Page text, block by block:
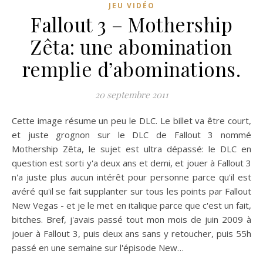
JEU VIDÉO
Fallout 3 – Mothership
Zêta: une abomination
remplie d’abominations.
20 septembre 2011
Cette image résume un peu le DLC. Le billet va être court,
et juste grognon sur le DLC de Fallout 3 nommé
Mothership Zêta, le sujet est ultra dépassé: le DLC en
question est sorti y'a deux ans et demi, et jouer à Fallout 3
n'a juste plus aucun intérêt pour personne parce qu'il est
avéré qu'il se fait supplanter sur tous les points par Fallout
New Vegas - et je le met en italique parce que c'est un fait,
bitches. Bref, j'avais passé tout mon mois de juin 2009 à
jouer à Fallout 3, puis deux ans sans y retoucher, puis 55h
passé en une semaine sur l'épisode New…